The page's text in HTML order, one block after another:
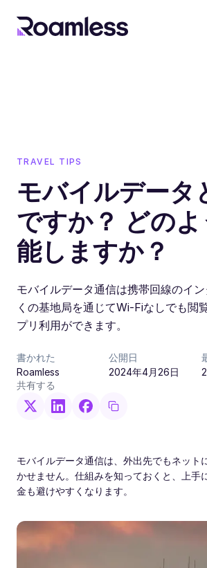
TRAVEL TIPS
モバイルデータ
ですか？ どの
能しますか？
モバイルデータ通信は携帯回線のイ
くの基地局を通じてWi-Fiなしでも閲
プリ利用ができます。
書かれた
Roamless
公開日
2024年4月26日
共有する
モバイルデータ通信は、外出先でもネット
かせません。仕組みを知っておくと、上手
金も避けやすくなります。